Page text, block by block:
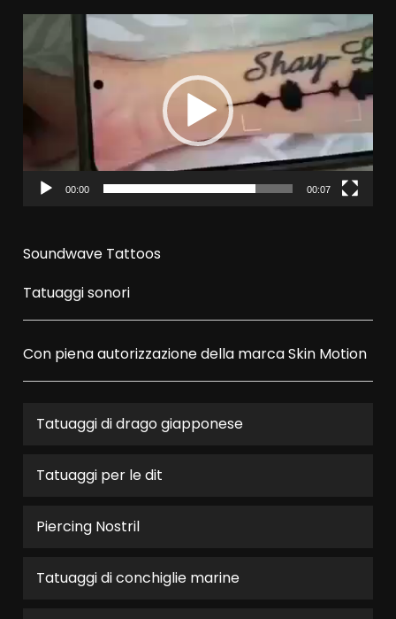
00:00 00:07
Soundwave Tattoos
Tatuaggi sonori
Con piena autorizzazione della marcaSkin Motion
Tatuaggi di drago giapponese
Tatuaggi per le dit
Piercing Nostril
Tatuaggi di conchiglie marine